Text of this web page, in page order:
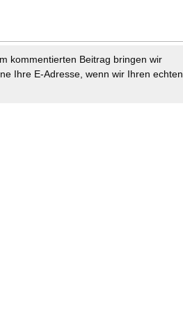
kommentierten Beitrag bringen wir
Ihre E-Adresse, wenn wir Ihren echten